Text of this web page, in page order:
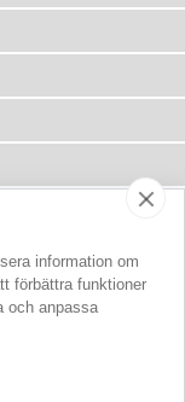
förbehålls
information om
förbättra funktioner
och anpassa